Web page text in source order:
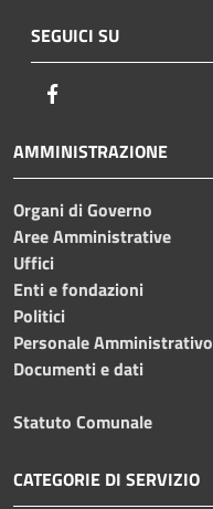
SEGUICI SU
AMMINISTRAZIONE
Organi di Governo
Aree Amministrative
Uffici
Enti e fondazioni
Politici
Personale Amministrativo
Documenti e dati
Statuto Comunale
CATEGORIE DI SERVIZIO